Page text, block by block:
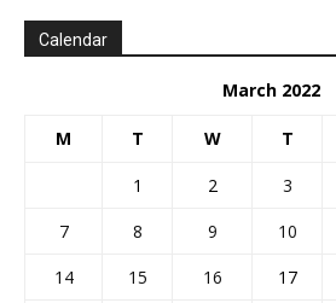
Calendar
March 2022
M T W T
1 2 3
7
8 9 10
14
15 16 17